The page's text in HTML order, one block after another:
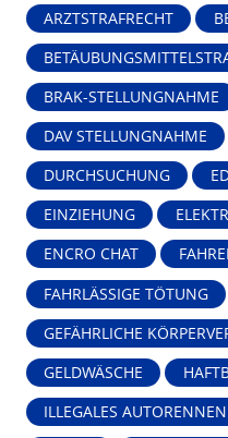
ARZTSTRAFRECHT
BRAK-STELLUNGNAHME
DAV STELLUNGNAHME
DURCHSUCHUNG
EINZIEHUNG
ENCRO CHAT
FAHRLÄSSIGE TÖTUNG
GEFÄHRLICHE
GELDWÄSCHE
ILLEGALES AUTORENNEN